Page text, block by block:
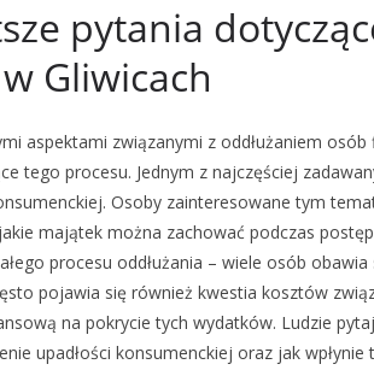
pytania
Gliwicach
aspektami związanymi z oddłużaniem osób
tego procesu. Jednym z najczęściej
Osoby zainteresowane tym
majątek można zachować podczas
procesu oddłużania – wiele osób obawia
pojawia się również kwestia kosztów
na pokrycie tych wydatków. Ludzie
upadłości konsumenckiej oraz jak